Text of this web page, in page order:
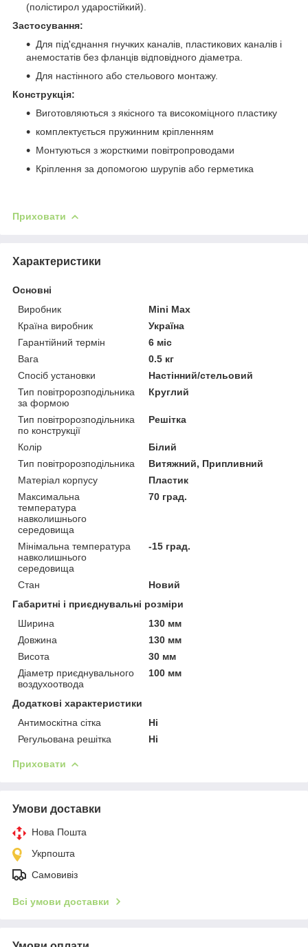
(полістирол ударостійкий).
Застосування:
Для під'єднання гнучких каналів, пластикових каналів і
анемостатів без фланців відповідного діаметра.
Для настінного або стельового монтажу.
Конструкція:
Виготовляються з якісного та високоміцного пластику
комплектується пружинним кріпленням
Монтуються з жорсткими повітропроводами
Кріплення за допомогою шурупів або герметика
Приховати
Характеристики
Основні
Виробник
Mini Max
Країна виробник
Україна
Гарантійний термін
6 міс
Вага
0.5 кг
Спосіб установки
Настінний/стельовий
Тип повітророзподільника
за формою
Круглий
Тип повітророзподільника
по конструкції
Решітка
Колір
Білий
Тип повітророзподільника
Витяжний, Припливний
Матеріал корпусу
Пластик
Максимальна
температура
навколишнього
середовища
70 град.
Мінімальна температура
навколишнього
середовища
-15 град.
Стан
Новий
Габаритні і приєднувальні розміри
Ширина
130 мм
Довжина
130 мм
Висота
30 мм
Діаметр приєднувального
воздухоотвода
100 мм
Додаткові характеристики
Антимоскітна сітка
Ні
Регульована решітка
Ні
Приховати
Умови доставки
Нова Пошта
Укрпошта
Самовивіз
Всі умови доставки